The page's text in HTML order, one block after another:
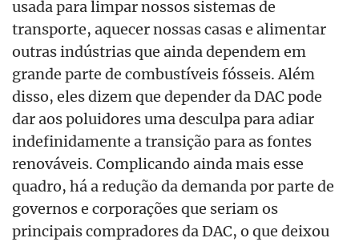
usada para limpar nossos sistemas de
transporte, aquecer nossas casas e alimentar
outras indústrias que ainda dependem em
grande parte de combustíveis fósseis. Além
disso, eles dizem que depender da DAC pode
dar aos poluidores uma desculpa para adiar
indefinidamente a transição para as fontes
renováveis. Complicando ainda mais esse
quadro, há a redução da demanda por parte de
governos e corporações que seriam os
principais compradores da DAC, o que deixou